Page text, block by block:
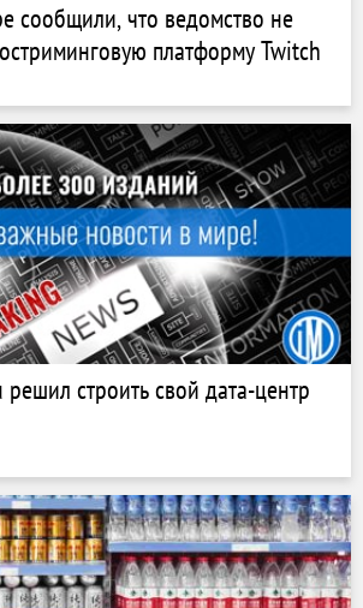
сообщили, что ведомство не
платформу Twitch
строить свой дата-центр